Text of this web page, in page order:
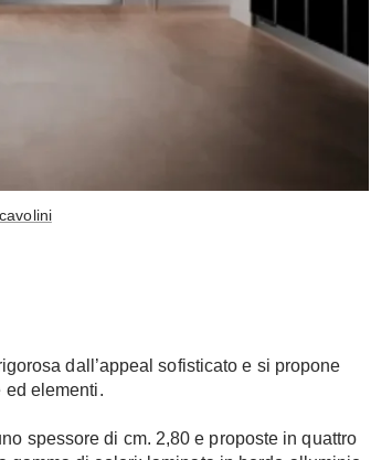
dall’appeal sofisticato e si propone
ed elementi.
spessore di cm. 2,80 e proposte in quattro